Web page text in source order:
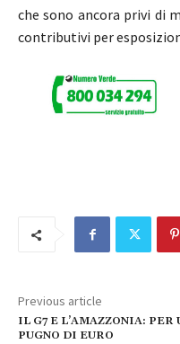
che sono ancora privi di
contributivi per
Previous article
IL G7 E L’AMAZZONIA: PER
PUGNO DI EURO